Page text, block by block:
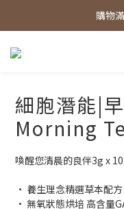
歡迎光臨東
購物
歡迎光臨東
細胞潛能|
Morning
喚醒您清晨的良伴3g x
• 養生理念精選草本配方
• 無氧狀態烘培 高含量